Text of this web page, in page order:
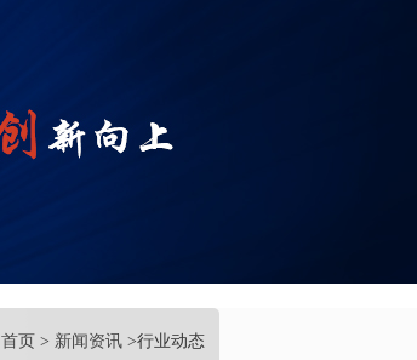
首页 > 新闻资讯 >行业动态